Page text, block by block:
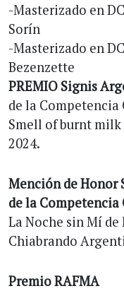
-Masterizado en
Sorín
-Masterizado en
Bezenzette
PREMIO Signis
de la
Smell of burnt milk
2024.
Mención de Honor
de la
La Noche sin Mí de
Chiabrando
Premio RAFMA